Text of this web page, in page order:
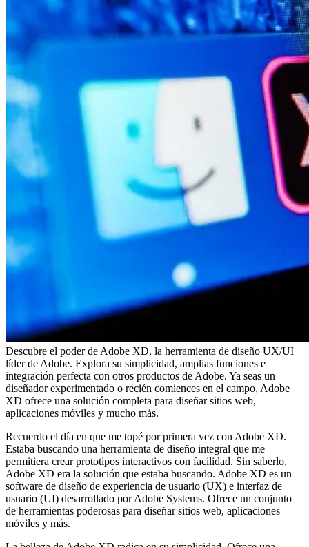
Descubre el poder de Adobe XD, la herramienta de diseño UX/UI
líder de Adobe. Explora su simplicidad, amplias funciones e
integración perfecta con otros productos de Adobe. Ya seas un
diseñador experimentado o recién comiences en el campo, Adobe
XD ofrece una solución completa para diseñar sitios web,
aplicaciones móviles y mucho más.
Recuerdo el día en que me topé por primera vez con Adobe XD.
Estaba buscando una herramienta de diseño integral que me
permitiera crear prototipos interactivos con facilidad. Sin saberlo,
Adobe XD era la solución que estaba buscando. Adobe XD es un
software de diseño de experiencia de usuario (UX) e interfaz de
usuario (UI) desarrollado por Adobe Systems. Ofrece un conjunto
de herramientas poderosas para diseñar sitios web, aplicaciones
móviles y más.